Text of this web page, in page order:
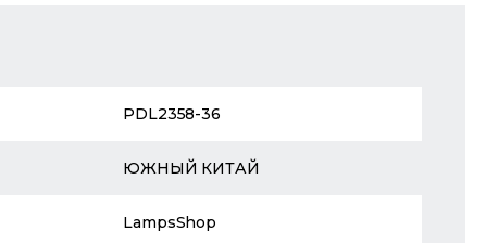
PDL2358-36
ЮЖНЫЙ КИТАЙ
LampsShop